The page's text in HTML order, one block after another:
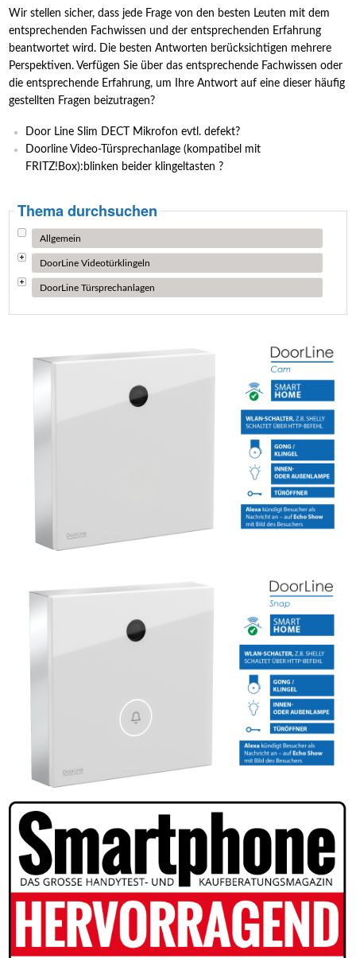
Wir stellen sicher, dass jede Frage von den besten Leuten mit dem
entsprechenden Fachwissen und der entsprechenden Erfahrung
beantwortet wird. Die besten Antworten berücksichtigen mehrere
Perspektiven. Verfügen Sie über das entsprechende Fachwissen oder
die entsprechende Erfahrung, um Ihre Antwort auf eine dieser häufig
gestellten Fragen beizutragen?
Door Line Slim DECT Mikrofon evtl. defekt?
Doorline Video-Türsprechanlage (kompatibel mit
FRITZ!Box):blinken beider klingeltasten ?
Thema durchsuchen
Allgemein
DoorLine Videotürklingeln
DoorLine Türsprechanlagen